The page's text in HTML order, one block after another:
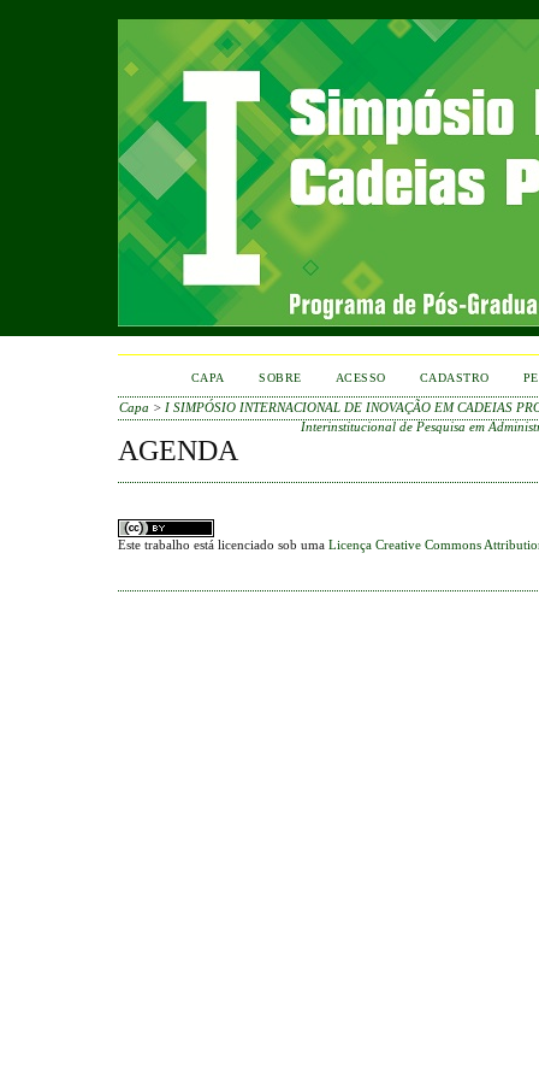
CAPA SOBRE ACESSO CADASTRO
Capa > I SIMPÓSIO INTERNACIONAL DE INOVAÇÃO EM CADEIAS
Interinstitucional de Pesquisa em
AGENDA
Este trabalho está licenciado sob uma Licença Creative Commons